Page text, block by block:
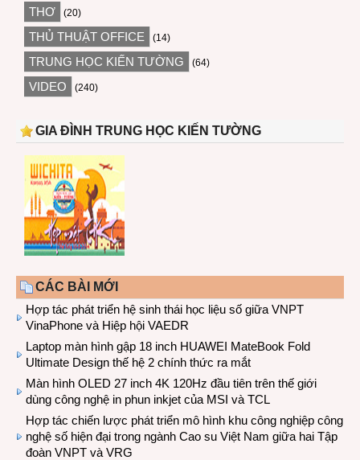
THƠ (20)
THỦ THUẬT OFFICE (14)
TRUNG HỌC KIẾN TƯỜNG (64)
VIDEO (240)
GIA ĐÌNH TRUNG HỌC KIẾN TƯỜNG
CÁC BÀI MỚI
Hợp tác phát triển hệ sinh thái học liệu số giữa VNPT
VinaPhone và Hiệp hội VAEDR
Laptop màn hình gập 18 inch HUAWEI MateBook Fold
Ultimate Design thế hệ 2 chính thức ra mắt
Màn hình OLED 27 inch 4K 120Hz đầu tiên trên thế giới
dùng công nghệ in phun inkjet của MSI và TCL
Hợp tác chiến lược phát triển mô hình khu công nghiệp công
nghệ số hiện đại trong ngành Cao su Việt Nam giữa hai Tập
đoàn VNPT và VRG